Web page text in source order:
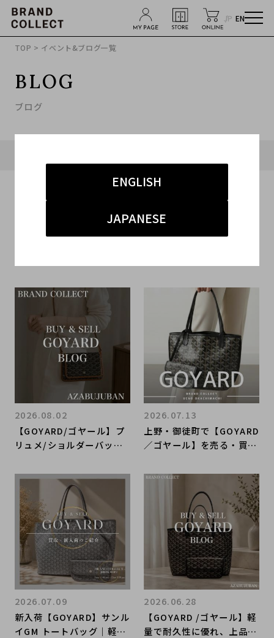
JP EN
ENGLISH
JAPANESE
TOP > イベント&ブログ一覧
BLOG
ブログ
【GOYARD/ゴヤール】プ
リュメ/ショルダーバッグ
ブランドコレクト麻布十番
店にお任せください！
2026.08.02
上野・御徒町で【GOYARD
／ゴヤール】を売る・買う
御徒町店｜Anjou Mini To
te Bag Black／アンジュ
ミニ トートバッグ ブラッ
ク入荷｜Buy & Sell Luxu
ry in Ueno Tokyo｜Tax
-Free Available
2026.07.13
新入荷【GOYARD】サンル
イGM トートバッグ｜軽量
2026.07.09
【GOYARD /ゴヤール】軽
量で耐久性に優れ、上品な
2026.06.28